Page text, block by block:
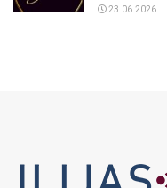
23.06.2026.